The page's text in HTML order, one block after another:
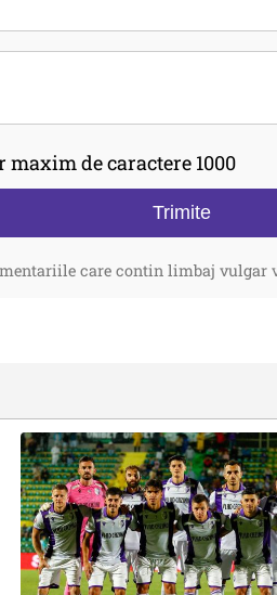
maxim de caractere 1000
Trimite
care contin limbaj vulgar